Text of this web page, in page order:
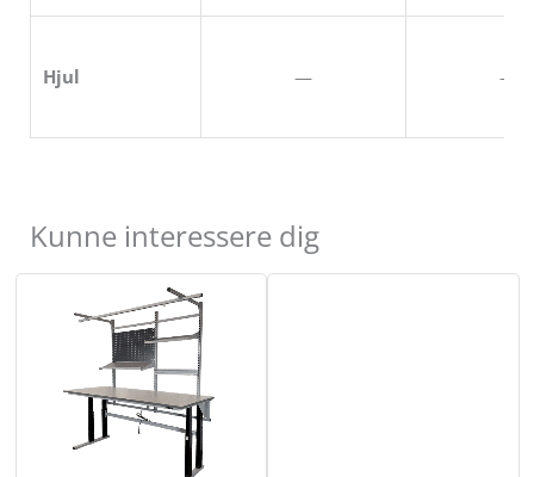
Hjul — —
Kunne interessere dig